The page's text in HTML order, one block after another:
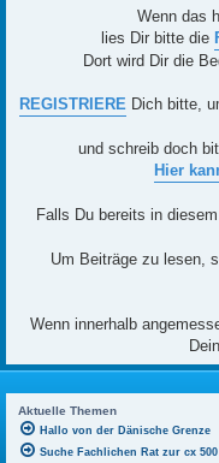
Wenn das
lies Dir bitte die
Dort wird Dir die
REGISTRIEREDich bitte,
und schreib doch
Hier
Falls Du bereits in
Um Beiträge zu lesen,
Wenn innerhalb
Aktuelle Themen
Hallo von der Dänische Grenze
Suche Fachlichen Rat zur cx 500